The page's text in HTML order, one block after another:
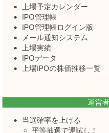
上場予定カレンダー
IPO管理帳
IPO管理帳ログイン版
メール通知システム
上場実績
IPOデータ
上場IPOの株価推移一覧
運営
当選確率を上げる
平等抽選で運試し！